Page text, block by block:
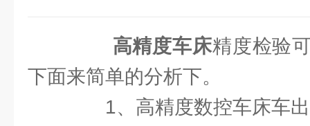
高精度车床精度检验
下面来简单的分析下。
1、高精度数控车床车出